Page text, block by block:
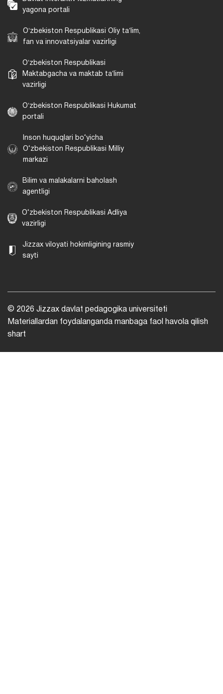
yagona portali
Oʻzbekiston Respublikasi Oliy taʼlim,
fan va innovatsiyalar vazirligi
Oʻzbekiston Respublikasi
Maktabgacha va maktab taʼlimi
vazirligi
Oʻzbekiston Respublikasi Hukumat
portali
Inson huquqlari bo‘yicha
O‘zbekiston Respublikasi Milliy
markazi
Bilim va malakalarni baholash
agentligi
O‘zbekiston Respublikasi Adliya
vazirligi
Jizzax viloyati hokimligining rasmiy
sayti
© 2026 Jizzax davlat pedagogika universiteti
Materiallardan foydalanganda manbaga faol havola qilish
shart